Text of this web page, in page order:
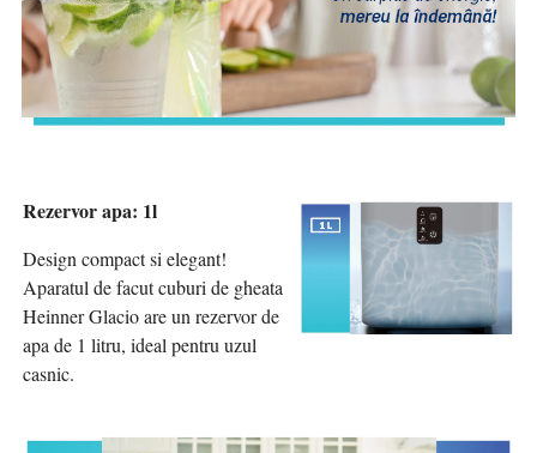
Rezervor apa: 1l
Design compact si elegant!
Aparatul de facut cuburi de gheata
Heinner Glacio are un rezervor de
apa de 1 litru, ideal pentru uzul
casnic.